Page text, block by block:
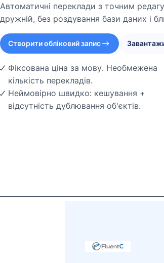
Автоматичні переклади з точним
дружній, без роздування бази даних і
Створити обліковий запис
Фіксована ціна за мову. Необмежена
кількість перекладів.
Неймовірно швидко: кешування +
відсутність дублювання об'єктів.